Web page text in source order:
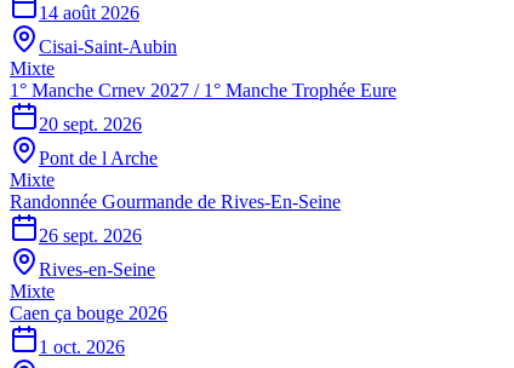
14 août 2026
Cisai-Saint-Aubin
Mixte
1° Manche Crnev 2027 / 1° Manche Trophée Eure
20 sept. 2026
Pont de l Arche
Mixte
Randonnée Gourmande de Rives-En-Seine
26 sept. 2026
Rives-en-Seine
Mixte
Caen ça bouge 2026
1 oct. 2026